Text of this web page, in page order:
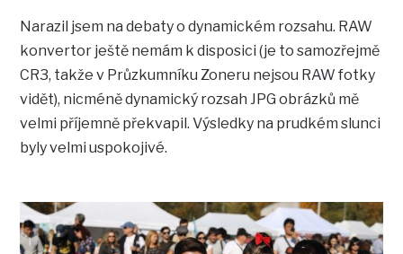
Narazil jsem na debaty o dynamickém rozsahu. RAW
konvertor ještě nemám k disposici (je to samozřejmě
CR3, takže v Průzkumníku Zoneru nejsou RAW fotky
vidět), nicméně dynamický rozsah JPG obrázků mě
velmi příjemně překvapil. Výsledky na prudkém slunci
byly velmi uspokojivé.